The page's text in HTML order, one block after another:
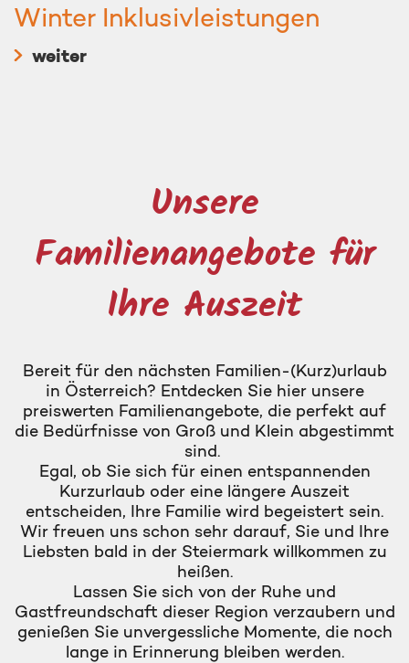
Winter Inklusivleistungen
weiter
Unsere
Familienangebote für
Ihre Auszeit
Bereit für den nächsten Familien-(Kurz)urlaub
in Österreich? Entdecken Sie hier unsere
preiswerten Familienangebote, die perfekt auf
die Bedürfnisse von Groß und Klein abgestimmt
sind.
Egal, ob Sie sich für einen entspannenden
Kurzurlaub oder eine längere Auszeit
entscheiden, Ihre Familie wird begeistert sein.
Wir freuen uns schon sehr darauf, Sie und Ihre
Liebsten bald in der Steiermark willkommen zu
heißen.
Lassen Sie sich von der Ruhe und
Gastfreundschaft dieser Region verzaubern und
genießen Sie unvergessliche Momente, die noch
lange in Erinnerung bleiben werden.